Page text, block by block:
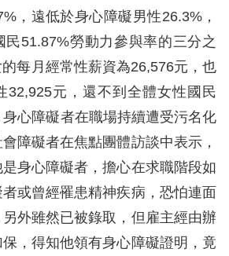
，遠低於身心障礙男性26.3%，
民51.87%勞動力參與率的三分之
每月經常性薪資為26,576元，也
32,925元，還不到全體女性國民
心障礙者在職場持續遭受污名化
障礙者在焦點團體訪談中表示，
身心障礙者，擔心在求職階段如
或曾經罹患精神疾病，恐怕連面
外雖然已被錄取，但雇主經由辦
，得知他領有身心障礙證明，竟